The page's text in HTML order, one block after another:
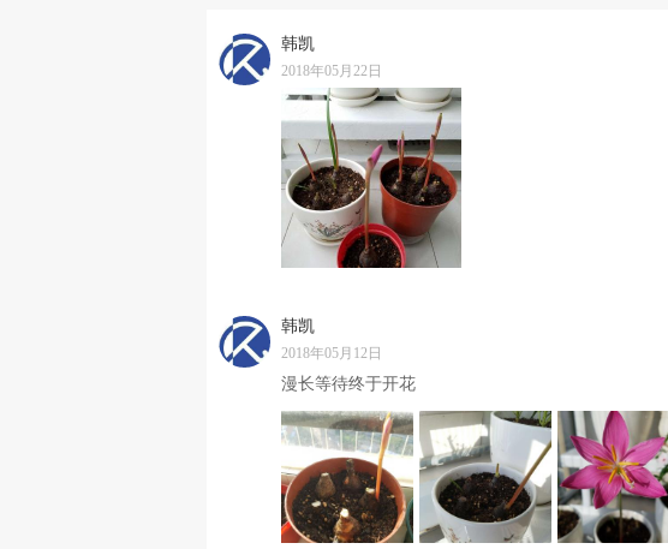
韩凯
2018年05月22日
韩凯
2018年05月12日
漫长等待终于开花